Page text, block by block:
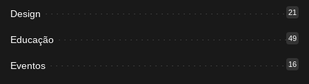
Design 21
Educação 49
Eventos 16